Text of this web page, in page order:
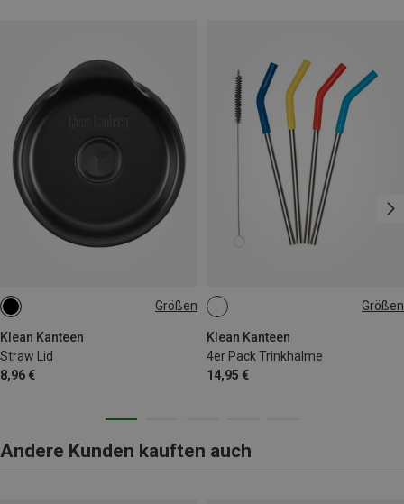
Größen
Klean Kanteen
Straw Lid
8,96 €
ONE SIZE Größen
Klean Kanteen
4er Pack Trinkhalme
14,95 €
ONE SIZE
Andere Kunden kauften auch